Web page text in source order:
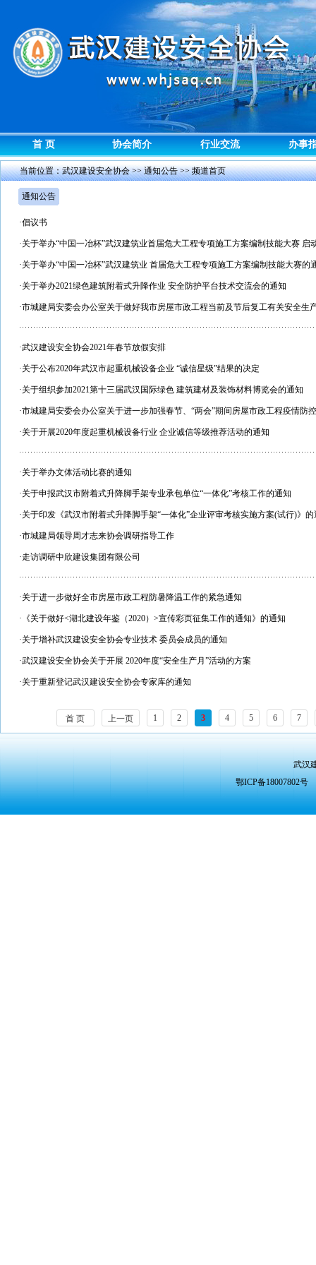
首 页 协会简介 行业交流 办事
当前位置：武汉建设安全协会>>通知公告>> 频道首页
通知公告
·倡议书
·关于举办“中国一冶杯”武汉建筑业首届危大工程专项施工方案编制技能大赛 启
·关于举办“中国一冶杯”武汉建筑业 首届危大工程专项施工方案编制技能大赛的
·关于举办2021绿色建筑附着式升降作业 安全防护平台技术交流会的通知
·市城建局安委会办公室关于做好我市房屋市政工程当前及节后复工有关安全生
·武汉建设安全协会2021年春节放假安排
·关于公布2020年武汉市起重机械设备企业 “诚信星级”结果的决定
·关于组织参加2021第十三届武汉国际绿色 建筑建材及装饰材料博览会的通知
·市城建局安委会办公室关于进一步加强春节、“两会”期间房屋市政工程疫情防
·关于开展2020年度起重机械设备行业 企业诚信等级推荐活动的通知
·关于举办文体活动比赛的通知
·关于申报武汉市附着式升降脚手架专业承包单位“一体化”考核工作的通知
·关于印发《武汉市附着式升降脚手架“一体化”企业评审考核实施方案(试行)》
·市城建局领导周才志来协会调研指导工作
·走访调研中欣建设集团有限公司
·关于进一步做好全市房屋市政工程防暑降温工作的紧急通知
· 《关于做好<湖北建设年鉴（2020）>宣传彩页征集工作的通知》的通知
·关于增补武汉建设安全协会专业技术 委员会成员的通知
·武汉建设安全协会关于开展 2020年度“安全生产月”活动的方案
·关于重新登记武汉建设安全协会专家库的通知
首 页 上一页 1 2 3 4 5 6 7
武汉
鄂ICP备18007802